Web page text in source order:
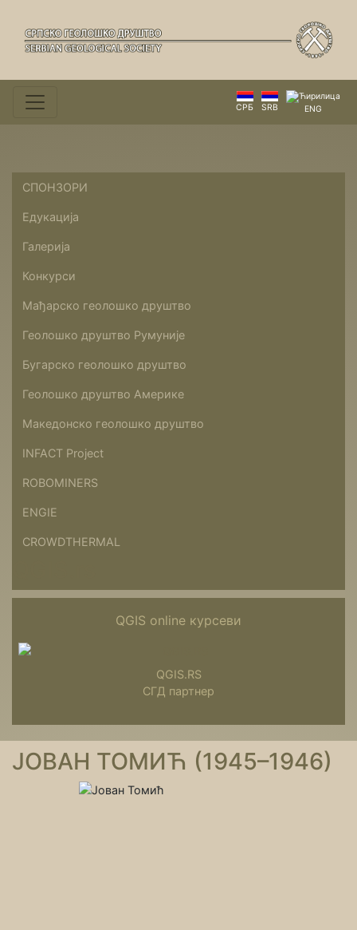
СРБ SRB ENG
СПОНЗОРИ
Едукација
Галерија
Конкурси
Мађарско геолошко друштво
Геолошко друштво Румуније
Бугарско геолошко друштво
Геолошко друштво Америке
Македонско геолошко друштво
INFACT Project
ROBOMINERS
ENGIE
CROWDTHERMAL
QGIS online курсеви
QGIS.RS
СГД партнер
ЈОВАН ТОМИЋ (1945–1946)